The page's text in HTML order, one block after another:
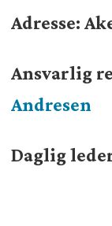
Adresse:
Ansvarlig
Andresen
Daglig